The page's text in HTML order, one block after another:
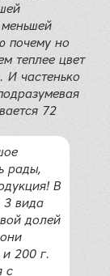
почему но
теплее цвет
И частенько
72
рады,
В
3 вида
долей
200 г.
с